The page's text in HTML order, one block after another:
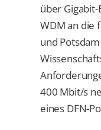
über
WDM an die
und
400 Mbit/s
eines DFN-